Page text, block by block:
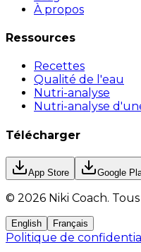
À propos
Ressources
Recettes
Qualité de l'eau
Nutri-analyse
Nutri-analyse
Télécharger
App Store Google
© 2026 Niki Coach.
English Français
Politique de